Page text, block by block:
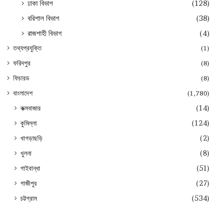
ঢাকা বিভাগ
(128)
বরিশাল বিভাগ
(38)
রাজশাহী বিভাগ
(4)
তথ্যপ্রযুক্তি
(1)
ফরিদপুর
(8)
ফিচারড
(8)
বাংলাদেশ
(1,780)
কক্সবাজার
(14)
কুমিল্লা
(124)
খাগড়াছড়ি
(2)
খুলনা
(8)
গাইবান্ধা
(51)
গাজীপুর
(27)
চট্টগ্রাম
(534)